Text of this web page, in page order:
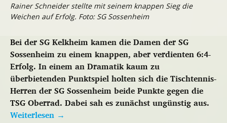
Rainer Schneider stellte mit seinem knappen Sieg die
Weichen auf Erfolg. Foto: SG Sossenheim
Bei der SG Kelkheim kamen die Damen der SG
Sossenheim zu einem knappen, aber verdienten 6:4-
Erfolg. In einem an Dramatik kaum zu
überbietenden Punktspiel holten sich die Tischtennis-
Herren der SG Sossenheim beide Punkte gegen die
TSG Oberrad. Dabei sah es zunächst ungünstig aus.
Weiterlesen →